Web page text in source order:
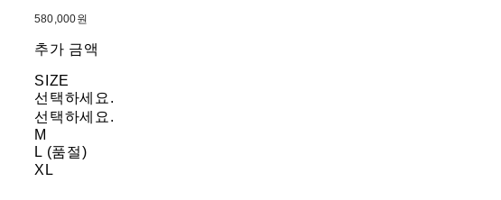
580,000원
추가 금액
SIZE
선택하세요.
선택하세요.
M
L (품절)
XL